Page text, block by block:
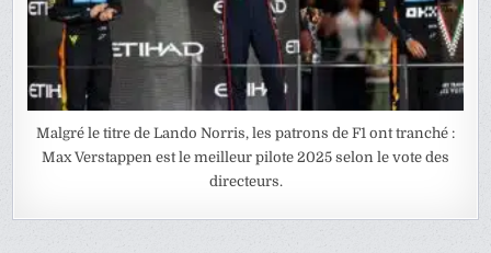
Malgré le titre de Lando Norris, les patrons de F1 ont tranché :
Max Verstappen est le meilleur pilote 2025 selon le vote des
directeurs.